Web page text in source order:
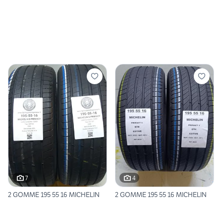
7
2 GOMME 195 55 16 MICHELIN
4
2 GOMME 195 55 16 MICHELIN